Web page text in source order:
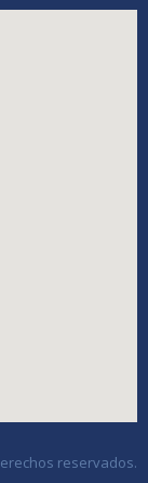
reservados.